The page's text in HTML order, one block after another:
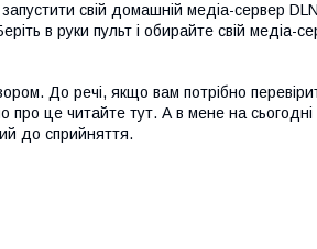
свій домашній медіа-сервер
в руки пульт і обирайте свій медіа-
До речі, якщо вам потрібно
про це читайте тут. А в мене на
до сприйняття.